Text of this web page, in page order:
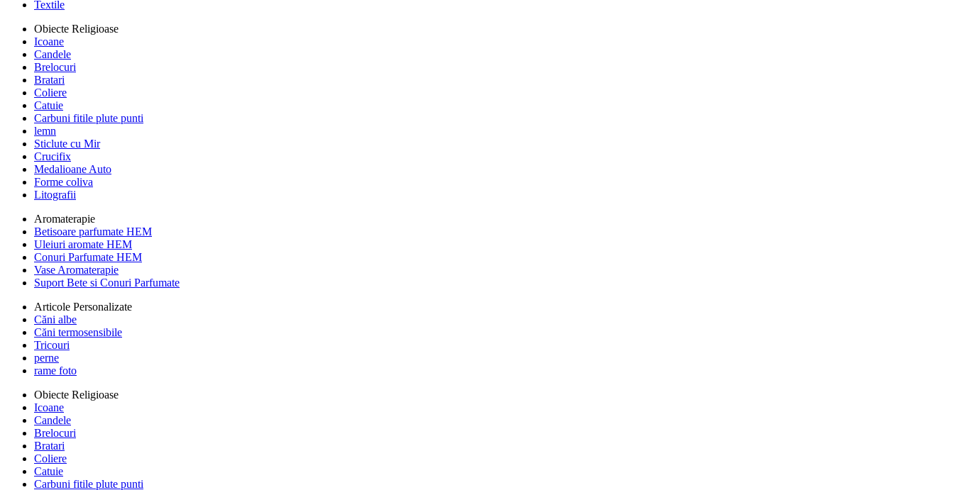
Textile
Obiecte Religioase
Icoane
Candele
Brelocuri
Bratari
Coliere
Catuie
Carbuni fitile plute punti
lemn
Sticlute cu Mir
Crucifix
Medalioane Auto
Forme coliva
Litografii
Aromaterapie
Betisoare parfumate HEM
Uleiuri aromate HEM
Conuri Parfumate HEM
Vase Aromaterapie
Suport Bete si Conuri Parfumate
Articole Personalizate
Căni albe
Căni termosensibile
Tricouri
perne
rame foto
Obiecte Religioase
Icoane
Candele
Brelocuri
Bratari
Coliere
Catuie
Carbuni fitile plute punti